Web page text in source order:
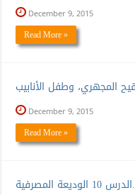
December 9, 2015
Read More »
December 9, 2015
Read More »
الدرس 10 الوديعة المصرفية.